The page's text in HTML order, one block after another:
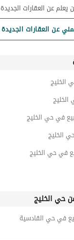
عن العقارات الجديدة
عن العقارات الجديدة
الخليج
في حي الخليج
الخليج
في حي الخليج
حي الخليج
في حي القادسية